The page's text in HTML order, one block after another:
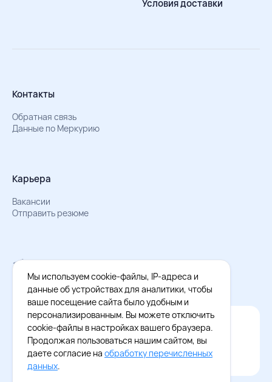
Условия доставки
Контакты
Обратная связь
Данные по Меркурию
Карьера
Вакансии
Отправить резюме
Мы в Телеграм
Документы об обработке персональных данных
Охрана труда – результаты СОУТ
Официальное приложение Восток - Запад
Cкачайте бесплатное приложение
Мы используем cookie-файлы, IP-адреса и
данные об устройствах для аналитики, чтобы
ваше посещение сайта было удобным и
персонализированным. Вы можете отключить
cookie-файлы в настройках вашего браузера.
Продолжая пользоваться нашим сайтом, вы
даете согласие на обработку перечисленных
данных.